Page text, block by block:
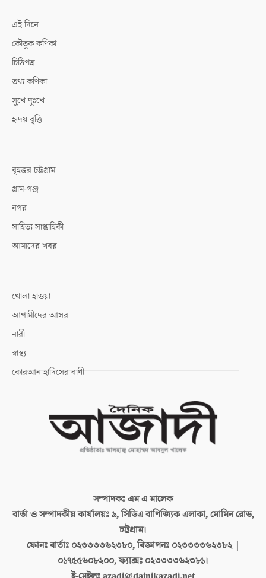
এই দিনে
কৌতুক কণিকা
চিঠিপত্র
তথ্য কণিকা
সুখে দুঃখে
হৃদয় বৃত্তি
বৃহত্তর চট্টগ্রাম
গ্রাম-গঞ্জ
নগর
সাহিত্য সাপ্তাহিকী
আমাদের খবর
খোলা হাওয়া
আগামীদের আসর
নারী
স্বাস্থ্য
কোরআন হাদিসের বাণী
সম্পাদকঃএম এ মালেক
বার্তা ও সম্পাদকীয় কার্যালয়ঃ৯, সিডিএ বাণিজ্যিক এলাকা, মোমিন রোড,
চট্টগ্রাম।
ফোনঃ বার্তাঃ ০২৩৩৩৩৬২৩৮০, বিজ্ঞাপনঃ ০২৩৩৩৩৬২৩৮২ |
০১৭৫৫৬০৮২০০, ফ্যাক্সঃ ০২৩৩৩৩৬২৩৮১।